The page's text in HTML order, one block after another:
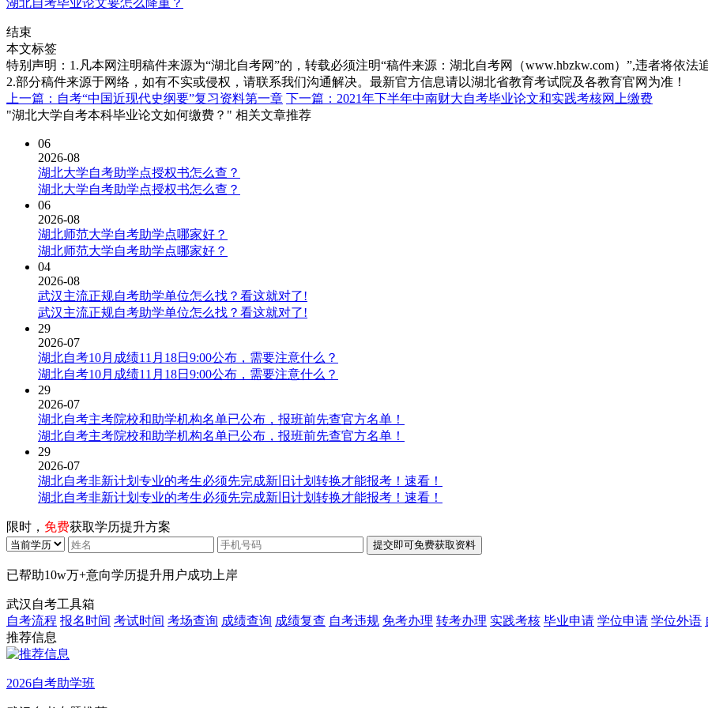
湖北自考毕业论文要怎么降重？
结束
本文标签
特别声明：1.凡本网注明稿件来源为“湖北自考网”的，转载必须注明“稿件来源：湖北自考网（www.hbzkw.com）”,违者将依法
2.部分稿件来源于网络，如有不实或侵权，请联系我们沟通解决。最新官方信息请以湖北省教育考试院及各教育官网为准！
上一篇：自考“中国近现代史纲要”复习资料第一章 下一篇：2021年下半年中南财大自考毕业论文和实践考核网上缴费
"湖北大学自考本科毕业论文如何缴费？" 相关文章推荐
06
2026-08
湖北大学自考助学点授权书怎么查？
湖北大学自考助学点授权书怎么查？
06
2026-08
湖北师范大学自考助学点哪家好？
湖北师范大学自考助学点哪家好？
04
2026-08
武汉主流正规自考助学单位怎么找？看这就对了!
武汉主流正规自考助学单位怎么找？看这就对了!
29
2026-07
湖北自考10月成绩11月18日9:00公布，需要注意什么？
湖北自考10月成绩11月18日9:00公布，需要注意什么？
29
2026-07
湖北自考主考院校和助学机构名单已公布，报班前先查官方名单！
湖北自考主考院校和助学机构名单已公布，报班前先查官方名单！
29
2026-07
湖北自考非新计划专业的考生必须先完成新旧计划转换才能报考！速看！
湖北自考非新计划专业的考生必须先完成新旧计划转换才能报考！速看！
限时， 免费获取学历提升方案
已帮助10w万+意向学历提升用户成功上岸
武汉自考工具箱
自考流程 报名时间 考试时间 考场查询 成绩查询 成绩复查 自考违规 免考办理 转考办理 实践考核 毕业申请 学位申请 学位外语
推荐信息
2026自考助学班